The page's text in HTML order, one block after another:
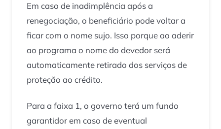
Em caso de inadimplência após a
renegociação, o beneficiário pode voltar a
ficar com o nome sujo. Isso porque ao aderir
ao programa o nome do devedor será
automaticamente retirado dos serviços de
proteção ao crédito.
Para a faixa 1, o governo terá um fundo
garantidor em caso de eventual